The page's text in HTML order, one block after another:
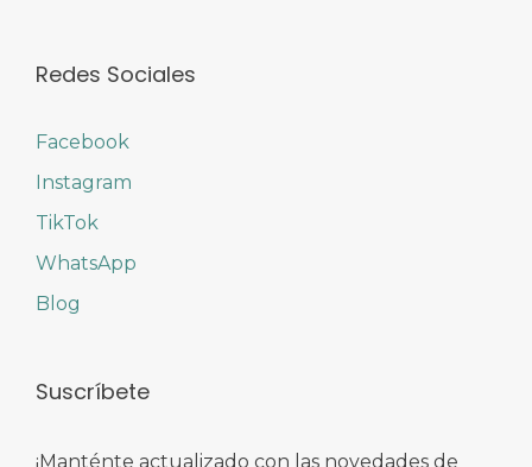
Redes Sociales
Facebook
Instagram
TikTok
WhatsApp
Blog
Suscríbete
¡Manténte actualizado con las novedades de